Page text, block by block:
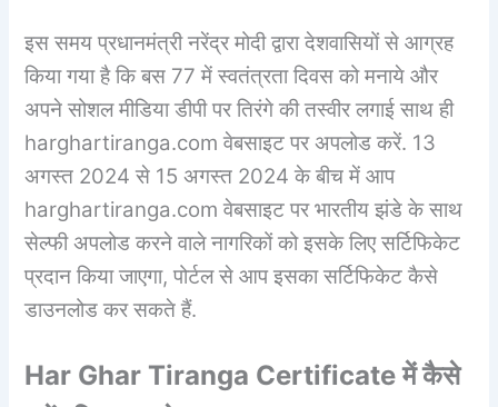
इस समय प्रधानमंत्री नरेंद्र मोदी द्वारा देशवासियों से आग्रह
किया गया है कि बस 77 में स्वतंत्रता दिवस को मनाये और
अपने सोशल मीडिया डीपी पर तिरंगे की तस्वीर लगाई साथ ही
harghartiranga.com वेबसाइट पर अपलोड करें. 13
अगस्त 2024 से 15 अगस्त 2024 के बीच में आप
harghartiranga.com वेबसाइट पर भारतीय झंडे के साथ
सेल्फी अपलोड करने वाले नागरिकों को इसके लिए सर्टिफिकेट
प्रदान किया जाएगा, पोर्टल से आप इसका सर्टिफिकेट कैसे
डाउनलोड कर सकते हैं.
Har Ghar Tiranga Certificateमें कैसे